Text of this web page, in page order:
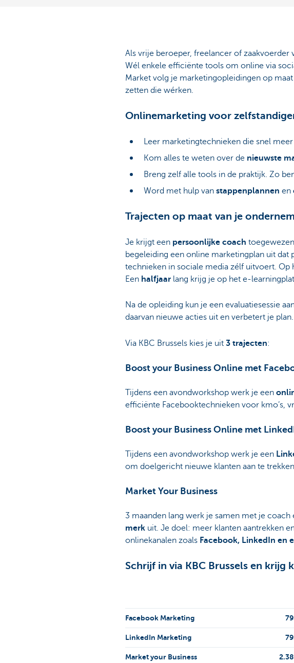
Als vrije beroeper, freelancer of
Wél enkele efficiënte tools om online via
Market volg je marketingopleidingen op
zetten die wérken.
Onlinemarketing voor
Leer marketingtechnieken die snel
Kom alles te weten over de nieuwste
Breng zelf alle tools in de praktijk. Zo
Word met hulp van stappenplannen en
Trajecten op maat van je
Je krijgt een persoonlijke coach
begeleiding een online marketingplan uit
technieken in sociale media zélf uitvoert.
Een halfjaar lang krijg je op het e-
Na de opleiding kun je een evaluatiesessie
daarvan nieuwe acties uit en verbetert je plan.
Via KBC Brussels kies je uit 3 trajecten:
Boost your Business Online met
Tijdens een avondworkshop werk je een
efficiënte Facebooktechnieken voor kmo’s,
Boost your Business Online met
Tijdens een avondworkshop werk je een
om doelgericht nieuwe klanten aan te
Market Your Business
3 maanden lang werk je samen met je coach
merk uit. Je doel: meer klanten aantrekken
onlinekanalen zoals Facebook, LinkedIn en
Schrijf in via KBC Brussels en krijg
Facebook Marketing
LinkedIn Marketing
Market your Business